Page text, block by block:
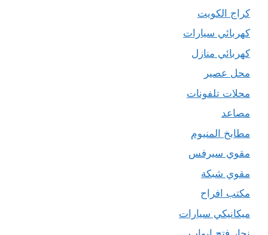
كراج الكويت
كهربائي سيارات
كهربائي منازل
محل عصير
محلات تلفونات
مصاعد
مطابخ المنيوم
مقوي سيرفس
مقوي شبكة
مكتب افراح
ميكانيكي سيارات